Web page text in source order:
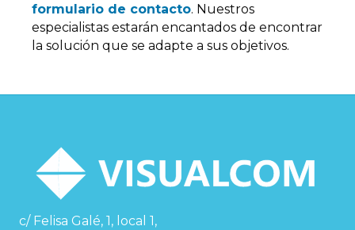
formulario de contacto. Nuestros
especialistas estarán encantados de encontrar
la solución que se adapte a sus objetivos.
c/ Felisa Galé, 1, local 1,